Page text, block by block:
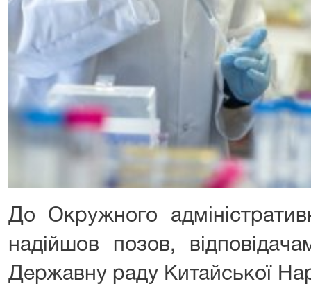
До Окружного
надійшов позов,
Державну раду Китайської